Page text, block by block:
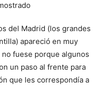
del Madrid (los grandes
apareció en muy
fuese porque algunos
un paso al frente para
que les correspondía a